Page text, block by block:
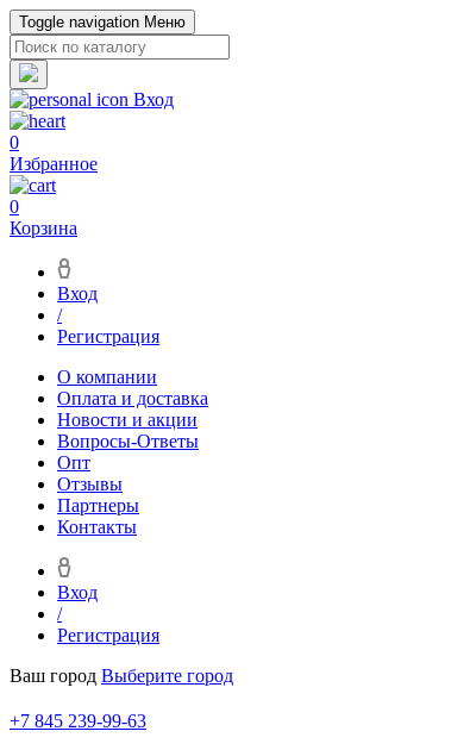
Toggle navigation Меню
Вход
0
Избранное
0
Корзина
Вход
/
Регистрация
О компании
Оплата и доставка
Новости и акции
Вопросы-Ответы
Опт
Отзывы
Партнеры
Контакты
Вход
/
Регистрация
Ваш город Выберите город
+7 845 239-99-63